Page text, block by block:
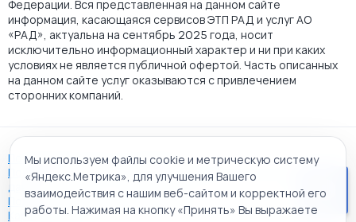
Федерации. Вся представленная на данном сайте
информация, касающаяся сервисов ЭТП РАД и услуг АО
«РАД», актуальна на сентябрь 2025 года, носит
исключительно информационный характер и ни при каких
условиях не является публичной офертой. Часть описанных
на данном сайте услуг оказываются с привлечением
сторонних компаний.
Пользовательское соглашение
Политика АО "РАД" в отношении обработки персональных
данных
Политика обработки файлов cookie
Карта сайта
Мы используем файлы cookie и метрическую систему
«Яндекс.Метрика», для улучшения Вашего
взаимодействия с нашим веб-сайтом и корректной его
работы. Нажимая на кнопку «Принять» Вы выражаете